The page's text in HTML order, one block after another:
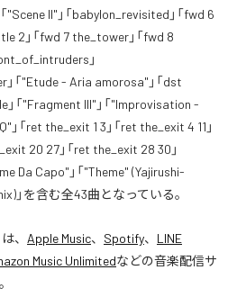
"Scene II"」「babylon_revisited」「fwd 6
2」「fwd 7 the_tower」「fwd 8
」
「"Etude - Aria amorosa"」「dst
「"Fragment III"」「"Improvisation -
「ret the_exit 1 3」「ret the_exit 4 11」
20 27」「ret the_exit 28 30」
Da Capo"」「"Theme" (Yajirushi-
」を含む全43曲となっている。
は、 Apple Music、 Spotify、 LINE
Music Unlimitedなどの音楽配信サ